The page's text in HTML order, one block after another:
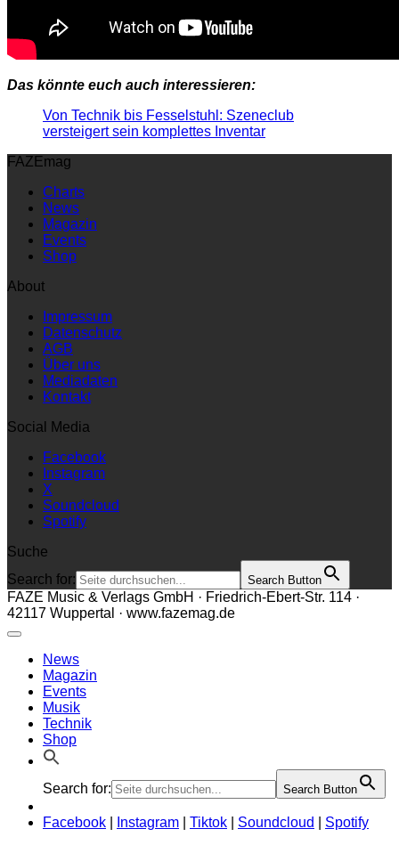
Das könnte euch auch interessieren:
Von Technik bis Fesselstuhl: Szeneclub
versteigert sein komplettes Inventar
FAZEmag
Charts
News
Magazin
Events
Shop
About
Impressum
Datenschutz
AGB
Über uns
Mediadaten
Kontakt
Social Media
Facebook
Instagram
X
Soundcloud
Spotify
Suche
Search for:
Search Button
FAZE Music & Verlags GmbH · Friedrich-Ebert-Str. 114 ·
42117 Wuppertal · www.fazemag.de
News
Magazin
Events
Musik
Technik
Shop
Search for: Search Button
Facebook Instagram Tiktok Soundcloud Spotify